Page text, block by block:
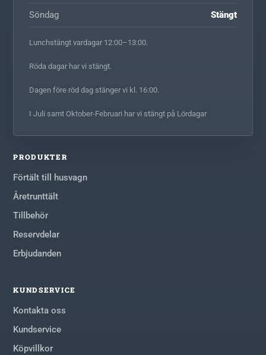
PRODUKTER
Förtält till husvagn
Åretrunttält
Tillbehör
Reservdelar
Erbjudanden
KUNDSERVICE
Kontakta oss
Kundservice
Köpvillkor
Söndag Stängt
Lunchstängt vardagar 12:00–13:00.
Röda dagar har vi stängt.
Dagen före röd dag stänger vi kl. 16:00.
I Juli samt Oktober-Februari har vi stängt på Lördagar